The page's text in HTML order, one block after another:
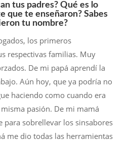
tus padres? Qué es lo
que te enseñaron? Sabes
tu nombre?
los primeros
respectivas familias. Muy
De mi papá aprendí la
Aún hoy, que ya podría no
haciendo como cuando era
pasión. De mi mamá
para sobrellevar los sinsabores
me dio todas las herramientas